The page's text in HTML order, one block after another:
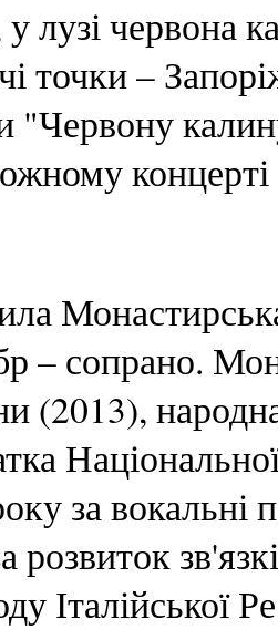
лузі червона
точки –
"Червону
– сопрано.
(2013),
за вокальні
розвиток
Італійської